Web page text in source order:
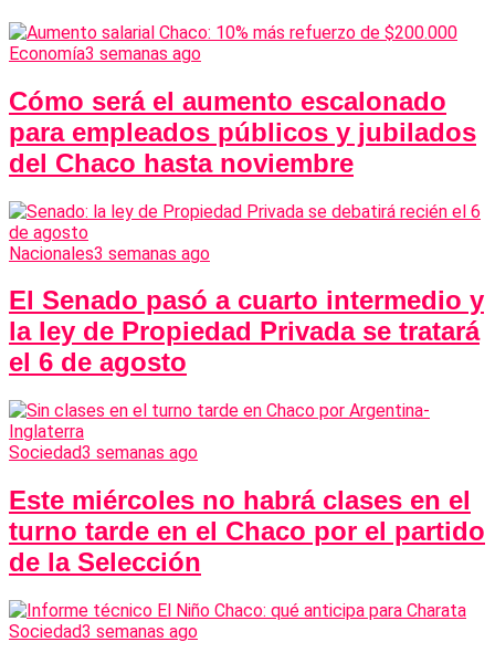
Economía3 semanas ago
Cómo será el aumento escalonado
para empleados públicos y jubilados
del Chaco hasta noviembre
Nacionales3 semanas ago
El Senado pasó a cuarto intermedio y
la ley de Propiedad Privada se tratará
el 6 de agosto
Sociedad3 semanas ago
Este miércoles no habrá clases en el
turno tarde en el Chaco por el partido
de la Selección
Sociedad3 semanas ago